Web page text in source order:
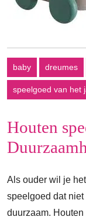
baby dreumes
speelgoed van het
Houten
Als ouder wil je
speelgoed dat
duurzaam.